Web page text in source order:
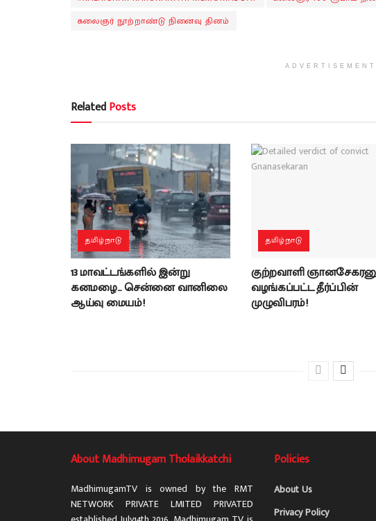
கலைஞர் நூற்றாண்டு நினைவு தினம்
ADVERTISEMENT
RelatedPosts
தமிழ்நாடு
13 மாவட்டங்களில் இன்று
கனமழை… சென்னை வானிலை
ஆய்வு மையம்!
தமிழ்நாடு
குற்றவாளி
வழங்கப்பட்ட தீர்ப்பின்
முழுவிபரம்!
About Madhimugam Tholaikkatchi
MadhimugamTV is owned by the RMT
NETWORK PRIVATE LMITED PRIVATED
Policies
About Us
Privacy Policy